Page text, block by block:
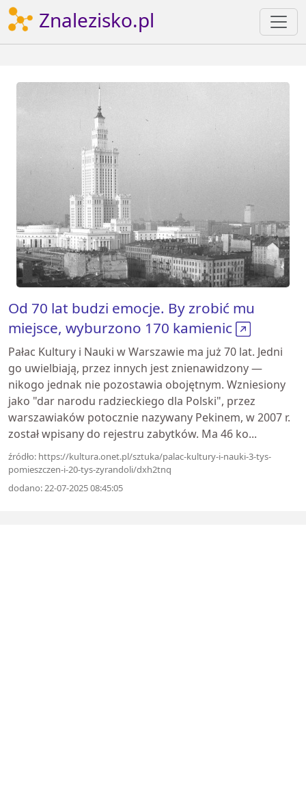
Znalezisko.pl
Od 70 lat budzi emocje. By zrobić mu
miejsce, wyburzono 170 kamienic
Pałac Kultury i Nauki w Warszawie ma już 70 lat. Jedni
go uwielbiają, przez innych jest znienawidzony —
nikogo jednak nie pozostawia obojętnym. Wzniesiony
jako "dar narodu radzieckiego dla Polski", przez
warszawiaków potocznie nazywany Pekinem, w 2007 r.
został wpisany do rejestru zabytków. Ma 46 ko...
źródło: https://kultura.onet.pl/sztuka/palac-kultury-i-nauki-3-tys-
pomieszczen-i-20-tys-zyrandoli/dxh2tnq
dodano: 22-07-2025 08:45:05